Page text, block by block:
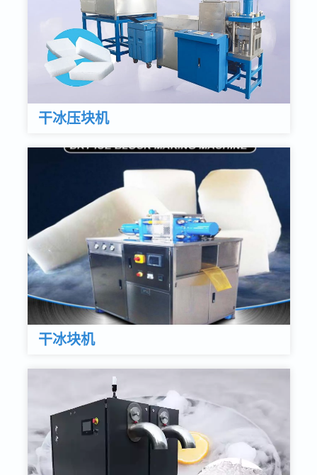
干冰压块机
干冰块机